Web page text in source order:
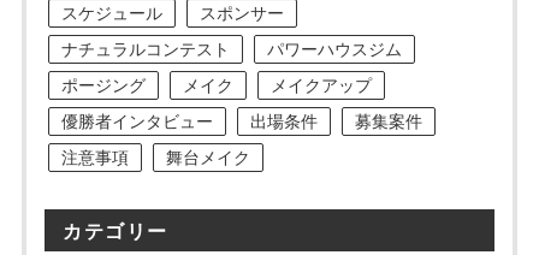
スケジュール
スポンサー
ナチュラルコンテスト
パワーハウスジム
ポージング
メイク
メイクアップ
優勝者インタビュー
出場条件
募集案件
注意事項
舞台メイク
カテゴリー